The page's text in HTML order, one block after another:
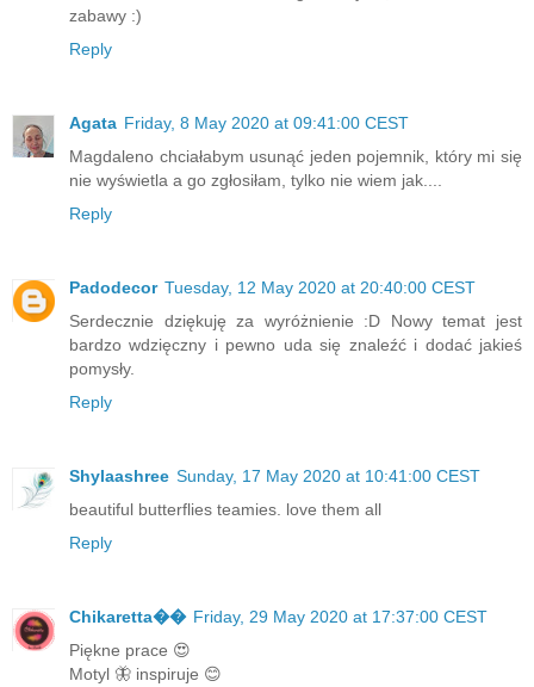
zabawy :)
Reply
Agata Friday, 8 May 2020 at 09:41:00 CEST
Magdaleno chciałabym usunąć jeden pojemnik, który mi się
nie wyświetla a go zgłosiłam, tylko nie wiem jak....
Reply
Padodecor Tuesday, 12 May 2020 at 20:40:00 CEST
Serdecznie dziękuję za wyróżnienie :D Nowy temat jest
bardzo wdzięczny i pewno uda się znaleźć i dodać jakieś
pomysły.
Reply
Shylaashree Sunday, 17 May 2020 at 10:41:00 CEST
beautiful butterflies teamies. love them all
Reply
Chikaretta�� Friday, 29 May 2020 at 17:37:00 CEST
Piękne prace 😍
Motyl 🦋 inspiruje 😊